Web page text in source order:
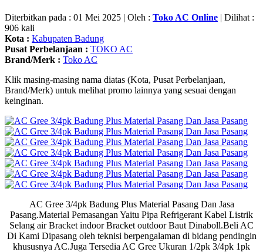
Diterbitkan pada : 01 Mei 2025 | Oleh : Toko AC Online | Dilihat :
906 kali
Kota : Kabupaten Badung
Pusat Perbelanjaan : TOKO AC
Brand/Merk : Toko AC
Klik masing-masing nama diatas (Kota, Pusat Perbelanjaan,
Brand/Merk) untuk melihat promo lainnya yang sesuai dengan
keinginan.
AC Gree 3/4pk Badung Plus Material Pasang Dan Jasa
Pasang.Material Pemasangan Yaitu Pipa Refrigerant Kabel Listrik
Selang air Bracket indoor Bracket outdoor Baut Dinaboll.Beli AC
Di Kami Dipasang oleh teknisi berpengalaman di bidang pendingin
khususnya AC.Juga Tersedia AC Gree Ukuran 1/2pk 3/4pk 1pk